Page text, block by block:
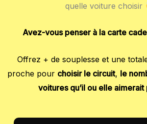
quelle voiture choisir
Avez-vous penser à la carte
Offrez + de souplesse et une
proche pour choisir le circuit, le
voitures qu’il ou elle